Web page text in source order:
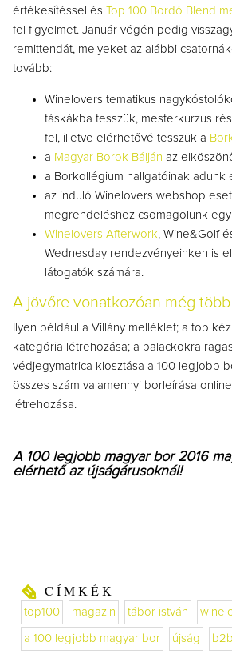
értékesítéssel és Top 100 Bordó Blend
fel figyelmet. Január végén pedig
remittendát, melyeket az alábbi
tovább:
Winelovers tematikus
táskákba tesszük, mesterkurzus
fel, illetve elérhetővé tesszük a
a Magyar Borok Bálján az
a Borkollégium hallgatóinak adunk
az induló Winelovers webshop
megrendeléshez csomagolunk egy
Winelovers Afterwork, Wine&Golf
Wednesday rendezvényeinken is
látogatók számára.
A jövőre vonatkozóan még
Ilyen például a Villány melléklet; a top
kategória létrehozása; a palackokra
védjegymatrica kiosztása a 100 legjobb
összes szám valamennyi borleírása
létrehozása.
A 100 legjobb magyar bor 2016
elérhető az újságárusoknál!
CÍMKÉK
top100 magazin tábor istván
a 100 legjobb magyar bor újság b2b